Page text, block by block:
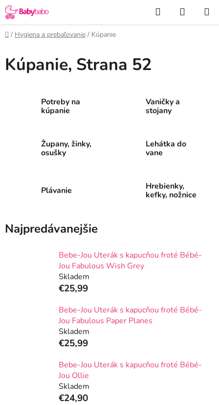
Prejsť
na
obsah
Hľadať
KOŠÍK
Domov
/ Hygiena a prebaľovanie / Kúpanie
Kúpanie, Strana 52
Potreby na
kúpanie
Vaničky a
stojany
Župany, žinky,
osušky
Lehátka do
vane
Plávanie
Hrebienky,
kefky, nožnice
Najpredávanejšie
Bebe-Jou Uterák s kapucňou froté Bébé-
Jou Fabulous Wish Grey
Skladem
€25,99
Bebe-Jou Uterák s kapucňou froté Bébé-
Jou Fabulous Paper Planes
Skladem
€25,99
Bebe-Jou Uterák s kapucňou froté Bébé-
Jou Ollie
Skladem
€24,90